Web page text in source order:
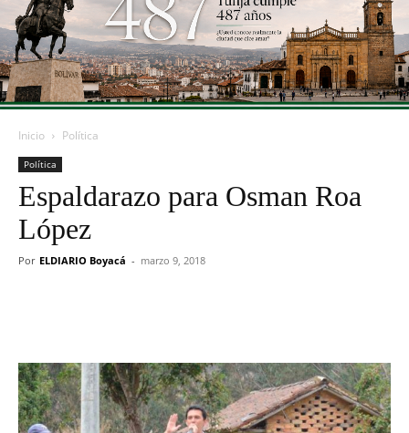
Inicio Política
Política
Espaldarazo para Osman Roa
López
Por ELDIARIO Boyacá - marzo 9, 2018